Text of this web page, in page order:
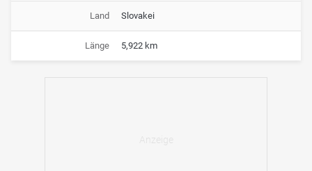
Land Slovakei
Länge 5,922 km